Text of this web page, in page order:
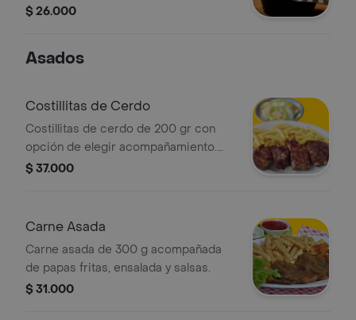
queso y verduras, chongo
$ 26.000
Asados
Costillitas de Cerdo
Costillitas de cerdo de 200 gr con
opción de elegir acompañamiento.
Imagen muestra papas fritas y
$ 37.000
Carne Asada
Carne asada de 300 g acompañada
de papas fritas, ensalada y salsas.
$ 31.000